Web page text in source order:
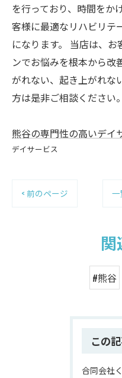
を行っており、時間をか
客様に最適なリハビリテ
になります。 当店は、
ンでお悩みを根本から改
がれない、起き上がれな
方は是非ご相談ください。
熊谷の専門性の高いデイ
デイサービス
< 前のページ 一
#熊谷
この
合同会社